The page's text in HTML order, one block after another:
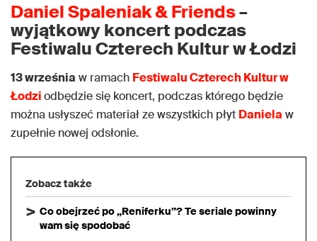
Daniel Spaleniak & Friends–
wyjątkowy koncert podczas
Festiwalu Czterech Kultur w Łodzi
13 września w ramach Festiwalu Czterech Kultur w
Łodziodbędzie się koncert, podczas którego będzie
można usłyszeć materiał ze wszystkich płyt Daniela w
zupełnie nowej odsłonie.
Zobacz także
Co obejrzeć po „Reniferku”? Te seriale powinny
wam się spodobać